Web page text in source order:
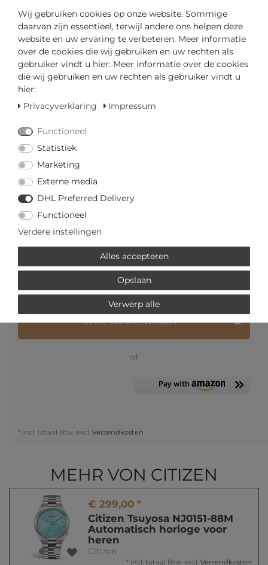
GEDIPLOMEERD DEALER
SNELLE LEVERTIJD
Uw prijs met 3% korting
Vraag over het artikel
IN DE WINKELWAGEN
of
* incl. totaal Btw. excl. Verzendkosten
MEHR VON CITIZEN
€ 299,00 *
Citizen Tsuyosa NJ0151-88M
Automatisch horloge voor
heren
Citizen
* incl. totaal Btw. excl. Verzendkosten
Wij gebruiken cookies op onze website. Sommige
daarvan zijn essentieel, terwijl andere ons helpen deze
website en uw ervaring te verbeteren. Meer informatie
over de cookies die wij gebruiken en uw rechten als
gebruiker vindt u hier: Meer informatie over de cookies
die wij gebruiken en uw rechten als gebruiker vindt u
hier:
Privacyverklaring
Impressum
Functioneel
Statistiek
Marketing
Externe media
DHL Preferred Delivery
Functioneel
Verdere instellingen
Alles accepteren
Opslaan
Verwerp alle